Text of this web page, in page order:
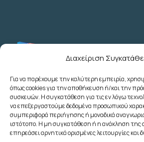
Διαχείριση
Για να παρέχουμε την καλύτερη εμπειρία,
όπως cookies για την αποθήκευση ή/και την
συσκευών. Η συγκατάθεση για τις εν λόγω
να επεξεργαστούμε δεδομένα προσωπικού
συμπεριφορά περιήγησης ή μοναδικά
ιστότοπο. Η μη συγκατάθεση ή η ανάκληση της
επηρεάσει αρνητικά ορισμένες λειτουργίες και
Λεωχάρους 2 - 6ος Όροφος -
(+30) 210 3622707
(+30) 2103633260
(+30) 2103622783